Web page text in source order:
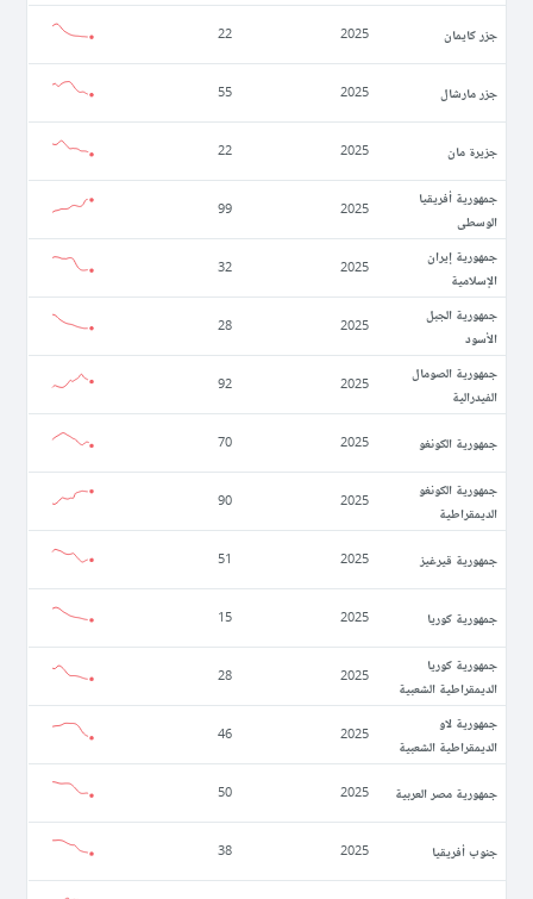
جزر كايمان 2025
22
جزر مارشال 2025
55
جزيرة مان 2025
22
جمهورية أفريقيا
الوسطى
2025
99
جمهورية إيران
الإسلامية
2025
32
جمهورية الجبل
الأسود
2025
28
جمهورية الصومال
الفيدرالية
2025
92
جمهورية الكونغو 2025
70
جمهورية الكونغو
الديمقراطية
2025
90
جمهورية قيرغيز 2025
51
جمهورية كوريا 2025
15
جمهورية كوريا
الديمقراطية الشعبية
2025
28
جمهورية لاو
الديمقراطية الشعبية
2025
46
جمهورية مصر العربية 2025
50
جنوب أفريقيا 2025
38